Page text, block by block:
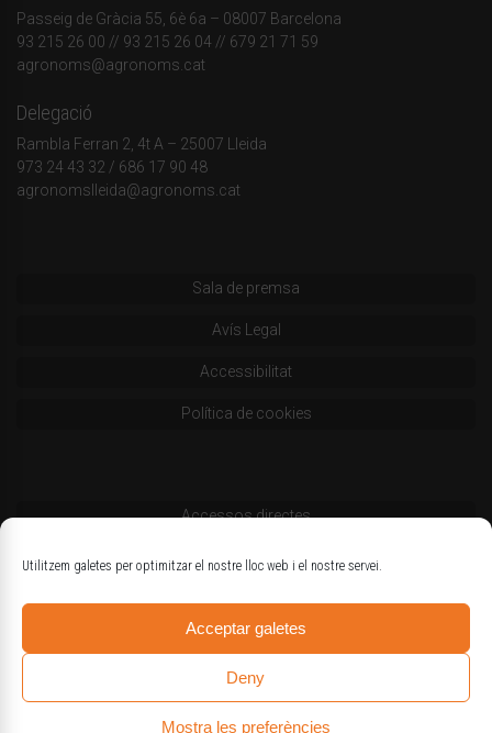
Utilitzem galetes per optimitzar el nostre lloc web i el nostre servei.
Acceptar galetes
Deny
Mostra les preferències
Passeig de Gràcia 55, 6è 6a – 08007 Barcelona
93 215 26 00 // 93 215 26 04 // 679 21 71 59
agronoms@agronoms.cat
Delegació
Rambla Ferran 2, 4t A – 25007 Lleida
973 24 43 32 / 686 17 90 48
agronomslleida@agronoms.cat
Sala de premsa
Avís Legal
Accessibilitat
Política de cookies
Accessos directes
Codi deontològic
Estatuts
Logotips oficials